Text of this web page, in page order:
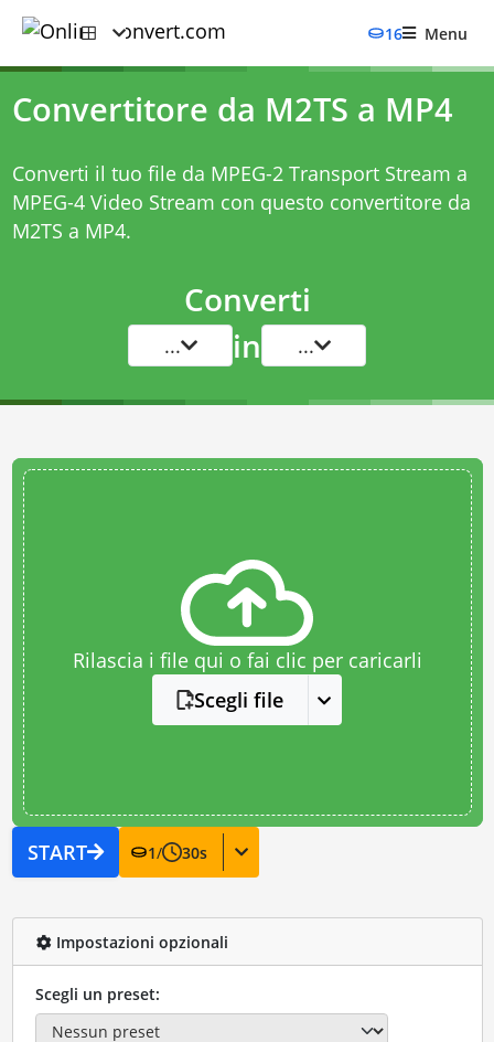
16 Menu
Convertitore da M2TS a MP4
Converti il tuo file da MPEG-2 Transport Stream a
MPEG-4 Video Stream con questo convertitore da
M2TS a MP4.
Converti
... in ...
Rilascia i file qui o fai clic per caricarli
Scegli file
START 1/ 30s
Impostazioni opzionali
Scegli un preset: